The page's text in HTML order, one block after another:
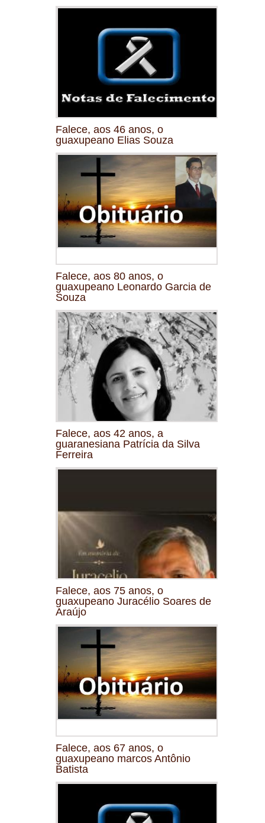
Falece, aos 46 anos, o
guaxupeano Elias Souza
Falece, aos 80 anos, o
guaxupeano Leonardo Garcia de
Souza
Falece, aos 42 anos, a
guaranesiana Patrícia da Silva
Ferreira
Falece, aos 75 anos, o
guaxupeano Juracélio Soares de
Araújo
Falece, aos 67 anos, o
guaxupeano marcos Antônio
Batista